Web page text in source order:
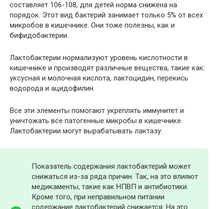
составляет 106-108, для детей норма снижена на
порядок. Этот вид бактерий занимает только 5% от всех
микробов в кишечнике. Они тоже полезны, как и
бифидобактерии.
Лактобактерии нормализуют уровень кислотности в
кишечнике и производят различные вещества, такие как:
уксусная и молочная кислота, лактоцидин, перекись
водорода и ацидофилин.
Все эти элементы помогают укреплять иммунитет и
уничтожать все патогенные микробы в кишечнике.
Лактобактерии могут вырабатывать лактазу.
Показатель содержания лактобактерий может
снижаться из-за ряда причин. Так, на это влияют
медикаменты, такие как НПВП и антибиотики.
Кроме того, при неправильном питании
содержание лактобактерий снижается. На это